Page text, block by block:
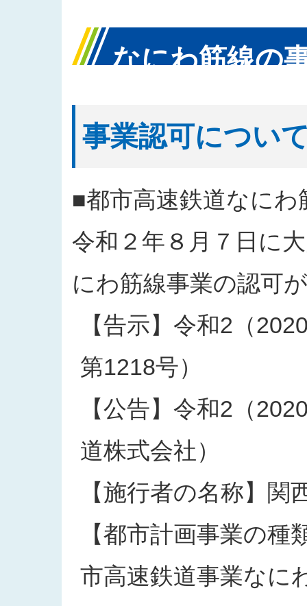
なにわ筋線の
事業認可につい
■都市高速鉄道なにわ
令和２年８月７日に
にわ筋線事業の認可
【告示】令和2（
第1218号）
【公告】令和2（
道株式会社）
【施行者の名称】関
【都市計画事業の
市高速鉄道事業なに